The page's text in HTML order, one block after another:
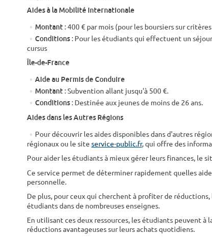
Aides à la Mobilité Internationale
Montant : 400 € par mois (pour les boursiers sur
Conditions : Pour les étudiants qui effectuent un
cursus
Île-de-France
Aide au Permis de Conduire
Montant : Subvention allant jusqu'à 500 €.
Conditions : Destinée aux jeunes de moins de 26 ans.
Aides dans les Autres Régions
Pour découvrir les aides disponibles dans d'autres
régionaux ou le site service-public.fr, qui offre des
Pour aider les étudiants à mieux gérer leurs finances, le
Ce service permet de déterminer rapidement quelles
personnelle.
De plus, pour ceux qui cherchent à profiter de réductions,
étudiants dans de nombreuses enseignes.
En utilisant ces deux ressources, les étudiants peuvent
réductions avantageuses sur leurs achats quotidiens.